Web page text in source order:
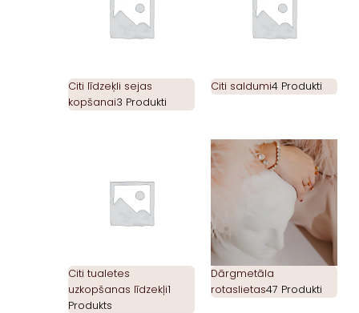
Citi līdzeķli sejas
kopšanai3 Produkti
Citi saldumi4 Produkti
Citi tualetes
uzkopšanas līdzekļi1
Produkts
Dārgmetāla
rotaslietas47 Produkti